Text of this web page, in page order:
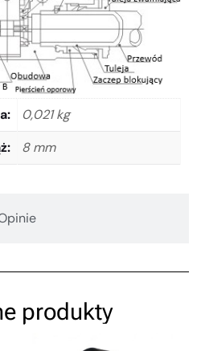
0,021 kg
8 mm
produkty